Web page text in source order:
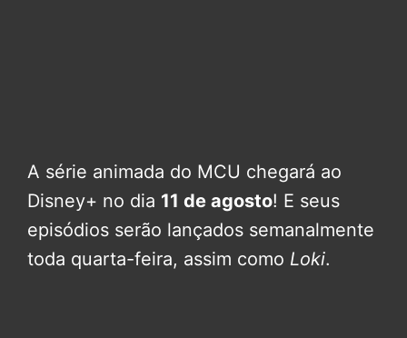
A série animada do MCU chegará ao
Disney+ no dia 11 de agosto! E seus
episódios serão lançados semanalmente
toda quarta-feira, assim como Loki.